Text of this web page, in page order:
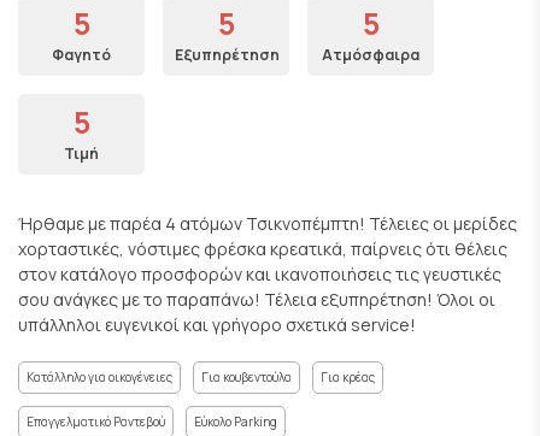
5
Φαγητό
5
Εξυπηρέτηση
5
Ατμόσφαιρα
5
Τιμή
Ήρθαμε με παρέα 4 ατόμων Τσικνοπέμπτη! Τέλειες οι μερίδες
χορταστικές, νόστιμες φρέσκα κρεατικά, παίρνεις ότι θέλεις
στον κατάλογο προσφορών και ικανοποιήσεις τις γευστικές
σου ανάγκες με το παραπάνω! Τέλεια εξυπηρέτηση! Όλοι οι
υπάλληλοι ευγενικοί και γρήγορο σχετικά service!
Κατάλληλο για οικογένειες Για κουβεντούλα Για κρέας
Επαγγελματικό Ραντεβού Εύκολο Parking